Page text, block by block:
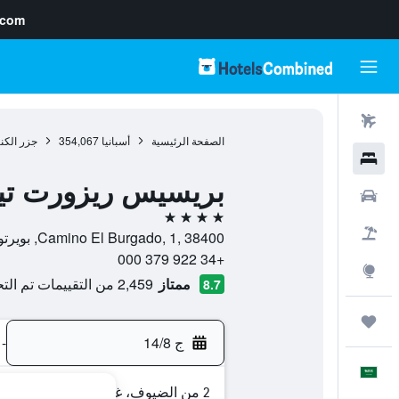
الصفحة الرئيسية أسبانيا 354,067 جزر
بريسيس ريزورت
4 نجوم
Camino El Burgado, 1, 38400, بويرتو دي لا كروث, تنريف, أسبانيا
+34 922 379 000
8.7 ممتاز 2,459 من التقييمات تم التحقق منها
ج 14/8 -
2 من الضيوف، غرفة واحدة